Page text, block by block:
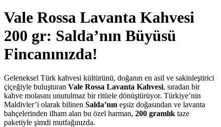
Vale Rossa Lavanta Kahvesi
200 gr: Salda’nın Büyüsü
Fincanınızda!
Geleneksel Türk kahvesi kültürünü, doğanın en asil ve sakinleştirici
çiçeğiyle buluşturan Vale Rossa Lavanta Kahvesi, sıradan bir
kahve molasını unutulmaz bir ritüele dönüştürüyor. Türkiye’nin
Maldivler’i olarak bilinen Salda’nın eşsiz doğasından ve lavanta
bahçelerinden ilham alan bu özel harman, 200 gramlık taze
paketiyle şimdi mutfağınızda.